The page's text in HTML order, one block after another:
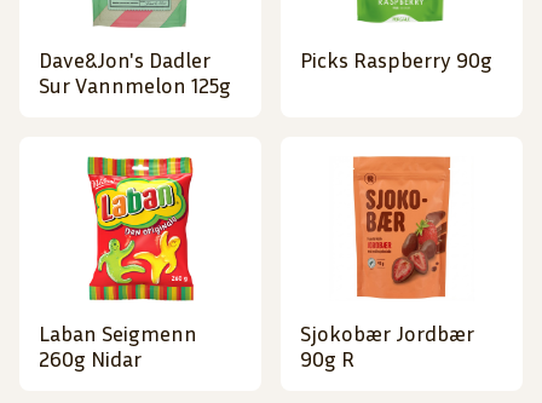
Dave&Jon's Dadler
Sur Vannmelon 125g
Picks Raspberry 90g
Laban Seigmenn
260g Nidar
Sjokobær Jordbær
90g R